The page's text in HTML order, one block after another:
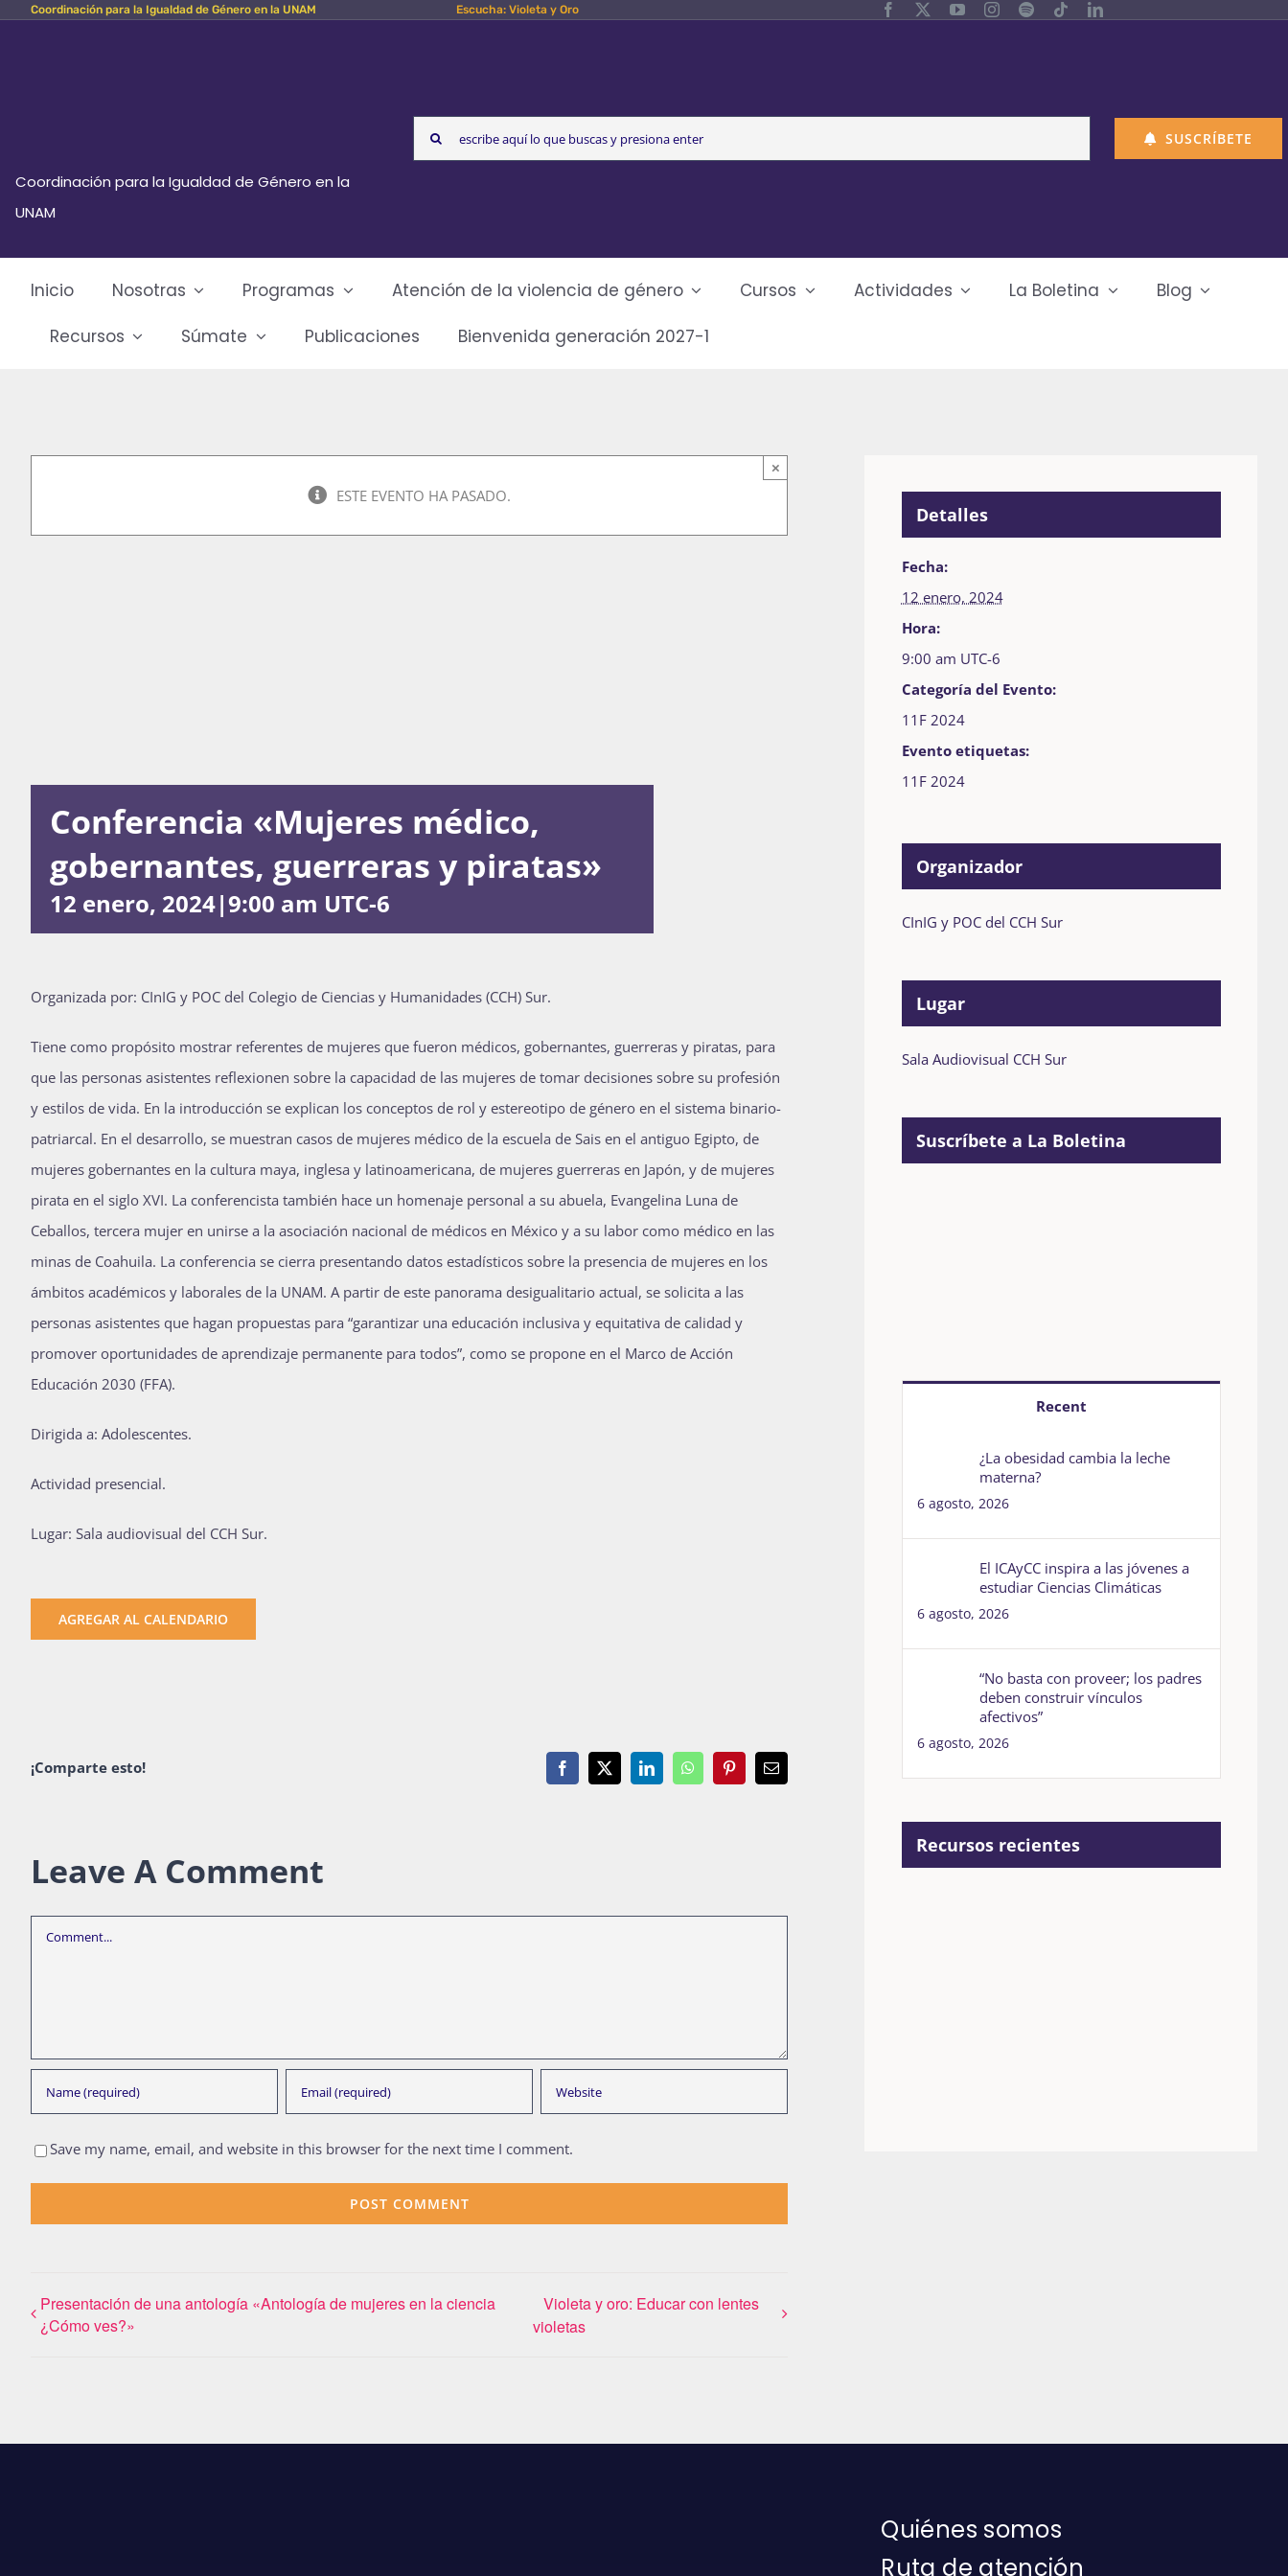
Skip Coordinación para la Igualdad de Género en la UNAM Escucha: Violeta y Oro
Coordinación para la Igualdad de Género en la
UNAM
Search
for:
SUSCRÍBETE
Inicio Nosotras Programas Atención de la violencia de género Cursos Actividades La Boletina
Blog
Recursos
Súmate Publicaciones Bienvenida generación 2027-1
ESTE EVENTO HA PASADO.
×
Conferencia «Mujeres médico,
gobernantes, guerreras y piratas»
12 enero, 2024|9:00 am UTC-6
Organizada por: CInIG y POC del Colegio de Ciencias y Humanidades (CCH) Sur.
Tiene como propósito mostrar referentes de mujeres que fueron médicos, gobernantes, guerreras y piratas, para
que las personas asistentes reflexionen sobre la capacidad de las mujeres de tomar decisiones sobre su profesión
y estilos de vida. En la introducción se explican los conceptos de rol y estereotipo de género en el sistema binario-
patriarcal. En el desarrollo, se muestran casos de mujeres médico de la escuela de Sais en el antiguo Egipto, de
mujeres gobernantes en la cultura maya, inglesa y latinoamericana, de mujeres guerreras en Japón, y de mujeres
pirata en el siglo XVI. La conferencista también hace un homenaje personal a su abuela, Evangelina Luna de
Ceballos, tercera mujer en unirse a la asociación nacional de médicos en México y a su labor como médico en las
minas de Coahuila. La conferencia se cierra presentando datos estadísticos sobre la presencia de mujeres en los
ámbitos académicos y laborales de la UNAM. A partir de este panorama desigualitario actual, se solicita a las
personas asistentes que hagan propuestas para “garantizar una educación inclusiva y equitativa de calidad y
promover oportunidades de aprendizaje permanente para todos”, como se propone en el Marco de Acción
Educación 2030 (FFA).
Dirigida a: Adolescentes.
Actividad presencial.
Lugar: Sala audiovisual del CCH Sur.
AGREGAR AL CALENDARIO
¡Comparte esto! Facebook
X LinkedInWhatsAppPinterestEmail
Leave A Comment
Comment
Save my name, email, and website in this browser for the next time I comment.
Presentación de una antología «Antología de mujeres en la ciencia
¿Cómo ves?»
Violeta y oro: Educar con lentes
violetas
Detalles
Fecha:
12 enero, 2024
Hora:
9:00 am UTC-6
Categoría del Evento:
11F 2024
Evento etiquetas:
11F 2024
Organizador
CInIG y POC del CCH Sur
Lugar
Sala Audiovisual CCH Sur
Suscríbete a La Boletina
Recent
¿La obesidad cambia la leche
materna?
6 agosto, 2026
El ICAyCC inspira a las jóvenes a
estudiar Ciencias Climáticas
6 agosto, 2026
“No basta con proveer; los padres
deben construir vínculos
afectivos”
6 agosto, 2026
Recursos recientes
Quiénes somos
Ruta de atención